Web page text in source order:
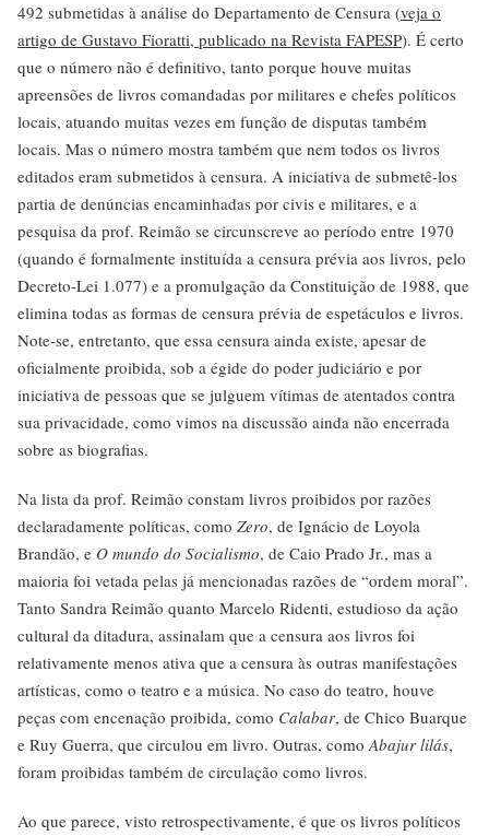
492 submetidas à análise do Departamento de Censura (veja o
artigo de Gustavo Fioratti, publicado na Revista FAPESP). É certo
que o número não é definitivo, tanto porque houve muitas
apreensões de livros comandadas por militares e chefes políticos
locais, atuando muitas vezes em função de disputas também
locais. Mas o número mostra também que nem todos os livros
editados eram submetidos à censura. A iniciativa de submetê-los
partia de denúncias encaminhadas por civis e militares, e a
pesquisa da prof. Reimão se circunscreve ao período entre 1970
(quando é formalmente instituída a censura prévia aos livros, pelo
Decreto-Lei 1.077) e a promulgação da Constituição de 1988, que
elimina todas as formas de censura prévia de espetáculos e livros.
Note-se, entretanto, que essa censura ainda existe, apesar de
oficialmente proibida, sob a égide do poder judiciário e por
iniciativa de pessoas que se julguem vítimas de atentados contra
sua privacidade, como vimos na discussão ainda não encerrada
sobre as biografias.
Na lista da prof. Reimão constam livros proibidos por razões
declaradamente políticas, como Zero, de Ignácio de Loyola
Brandão, e O mundo do Socialismo, de Caio Prado Jr., mas a
maioria foi vetada pelas já mencionadas razões de “ordem moral”.
Tanto Sandra Reimão quanto Marcelo Ridenti, estudioso da ação
cultural da ditadura, assinalam que a censura aos livros foi
relativamente menos ativa que a censura às outras manifestações
artísticas, como o teatro e a música. No caso do teatro, houve
peças com encenação proibida, como Calabar, de Chico Buarque
e Ruy Guerra, que circulou em livro. Outras, comoAbajur lilás,
foram proibidas também de circulação como livros.
Ao que parece, visto retrospectivamente, é que os livros políticos